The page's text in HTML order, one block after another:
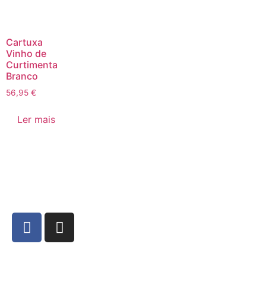
Cartuxa
Vinho de
Curtimenta
Branco
56,95 €
Ler mais